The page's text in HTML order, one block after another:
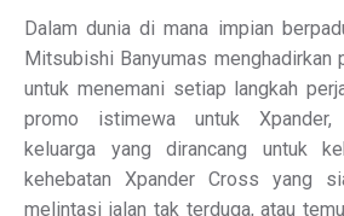
Dalam dunia di mana impian
Mitsubishi Banyumas menghadirkan
untuk menemani setiap langkah
promo istimewa untuk Xpander,
keluarga yang dirancang untuk
kehebatan Xpander Cross yang
melintasi jalan tak terduga, atau